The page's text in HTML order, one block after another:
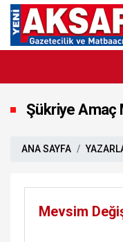
Şükriye Amaç
ANA SAYFA
Mevsim